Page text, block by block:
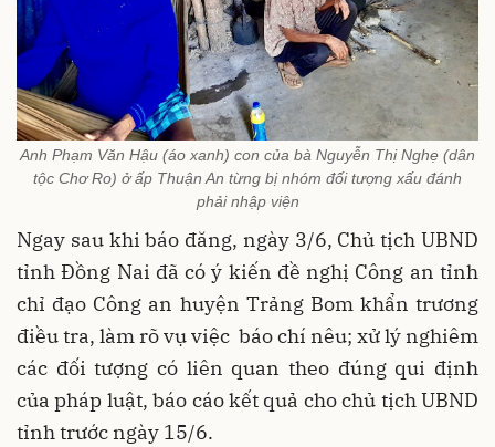
Anh Phạm Văn Hậu (áo xanh) con của bà Nguyễn Thị Nghẹ (dân
tộc Chơ Ro) ở ấp Thuận An từng bị nhóm đối tượng xấu đánh
phải nhập viện
Ngay sau khi báo đăng, ngày 3/6, Chủ tịch UBND
tỉnh Đồng Nai đã có ý kiến đề nghị Công an tỉnh
chỉ đạo Công an huyện Trảng Bom khẩn trương
điều tra, làm rõ vụ việc báo chí nêu; xử lý nghiêm
các đối tượng có liên quan theo đúng qui định
của pháp luật, báo cáo kết quả cho chủ tịch UBND
tỉnh trước ngày 15/6.